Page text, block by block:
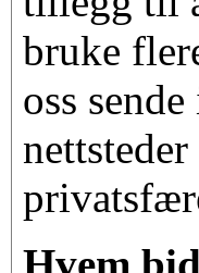
bruke
oss
Hvem